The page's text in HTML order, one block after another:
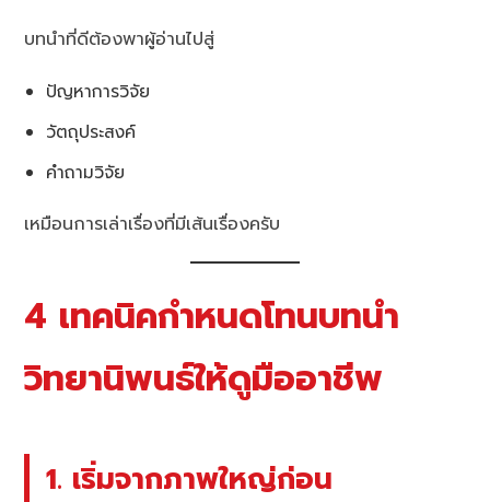
บทนำที่ดีต้องพาผู้อ่านไปสู่
ปัญหาการวิจัย
วัตถุประสงค์
คำถามวิจัย
เหมือนการเล่าเรื่องที่มีเส้นเรื่องครับ
4 เทคนิคกำหนดโทนบทนำ
วิทยานิพนธ์ให้ดูมืออาชีพ
1. เริ่มจากภาพใหญ่ก่อน